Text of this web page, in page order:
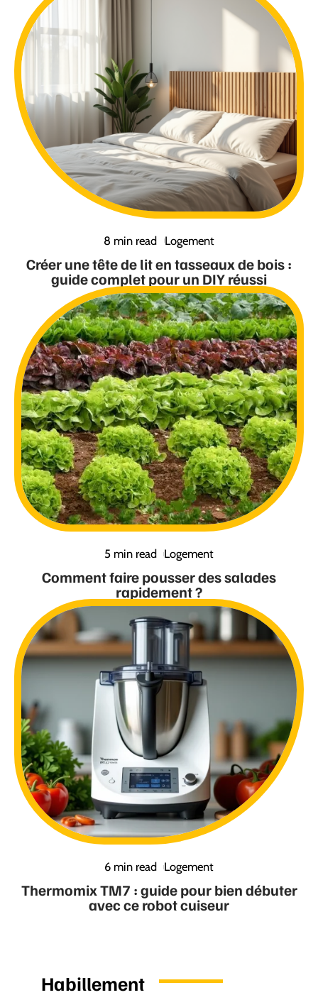
8 min read Logement
Créer une tête de lit en tasseaux de bois :
guide complet pour un DIY réussi
5 min read Logement
Comment faire pousser des salades
rapidement ?
6 min read Logement
Thermomix TM7 : guide pour bien débuter
avec ce robot cuiseur
Habillement